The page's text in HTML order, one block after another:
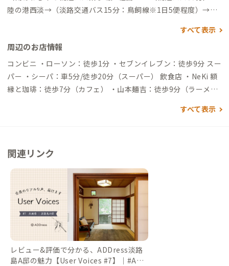
陸の港西淡→（淡路交通バス15分：鳥飼線※1日5便程度）→萬
→（高速バス90分）→洲本バスセンター→（淡路交通バス：鳥
飼線45分）→萬松園前→（徒歩2分弱）→到着 タクシーでアク
セスする場合 ・みなとタクシー：0799-36-2880（要予約）
すべて表示
周辺のお店情報
コンビニ ・ローソン：徒歩1分 ・セブンイレブン：徒歩9分 スー
パー ・シーパ：車5分/徒歩20分（スーパー） 飲食店 ・NeKi 額
縁と珈琲：徒歩7分（カフェ） ・山本麺吉：徒歩9分（ラーメン
徒歩13分（カフェ・バー） ・jamaican-soul：徒歩16分（カフ
すべて表示
関連リンク
レビュー&評価で分かる、ADDress淡路
島A邸の魅力【User Voices #7】｜#ADD